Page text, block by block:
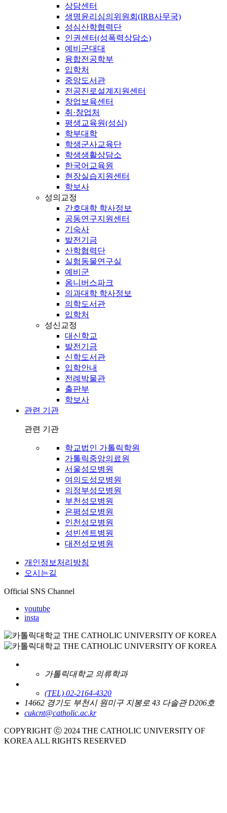
상담센터
생명윤리심의위원회(IRB사무국)
성심산학협력단
인권센터(성폭력상담소)
예비군대대
융합전공학부
입학처
중앙도서관
전공진로설계지원센터
창업보육센터
취·창업처
평생교육원(성심)
학부대학
학생군사교육단
학생생활상담소
한국어교육원
현장실습지원센터
학보사
성의교정
간호대학 학사정보
공동연구지원센터
기숙사
발전기금
산학협력단
실험동물연구실
예비군
옴니버스파크
의과대학 학사정보
의학도서관
입학처
성신교정
대신학교
발전기금
신학도서관
입학안내
전례박물관
출판부
학보사
관련 기관
관련 기관
학교법인 가톨릭학원
가톨릭중앙의료원
서울성모병원
여의도성모병원
의정부성모병원
부천성모병원
은평성모병원
인천성모병원
성빈센트병원
대전성모병원
개인정보처리방침
오시는길
Official SNS Channel
youtube
insta
가톨릭대학교 의류학과
(TEL) 02-2164-4320
14662 경기도 부천시 원미구 지봉로 43 다솔관 D206호
cukcnt@catholic.ac.kr
COPYRIGHT ⓒ 2024 THE CATHOLIC UNIVERSITY OF
KOREA ALL RIGHTS RESERVED